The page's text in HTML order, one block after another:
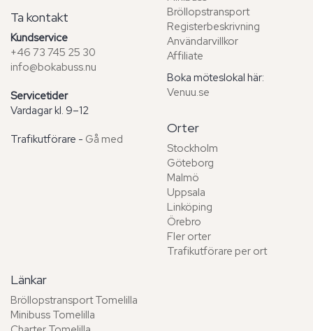
Ta kontakt
Kundservice
+46 73 745 25 30
info@bokabuss.nu
Servicetider
Vardagar kl. 9–12
Trafikutförare - Gå med
Bröllopstransport
Registerbeskrivning
Användarvillkor
Affiliate
Boka möteslokal här:
Venuu.se
Orter
Stockholm
Göteborg
Malmö
Uppsala
Linköping
Örebro
Fler orter
Trafikutförare per ort
Länkar
Bröllopstransport Tomelilla
Minibuss Tomelilla